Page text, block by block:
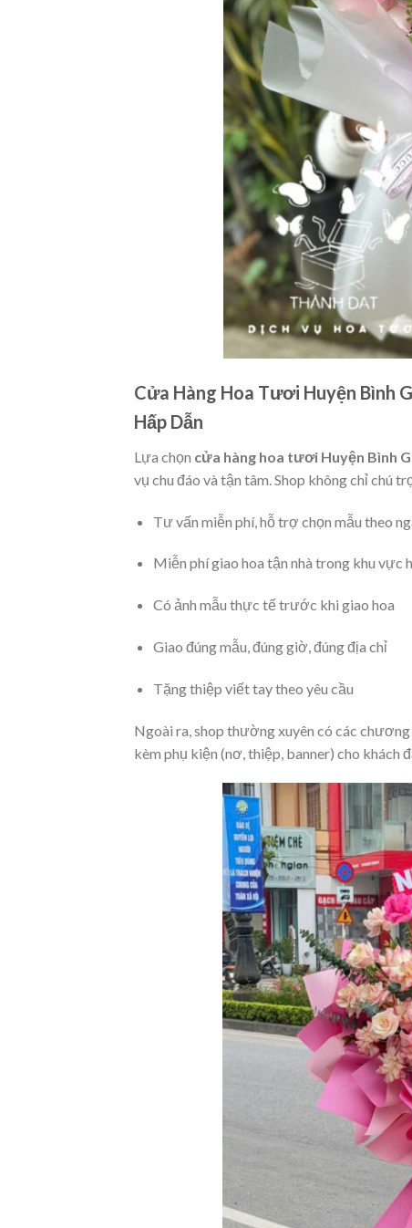
Cửa Hàng Hoa Tươi Huyện Bình
Hấp Dẫn
Lựa chọn cửa hàng hoa tươi Huyện Bình
vụ chu đáo và tận tâm. Shop không chỉ chú
Tư vấn miễn phí, hỗ trợ chọn mẫu theo
Miễn phí giao hoa tận nhà trong khu vực
Có ảnh mẫu thực tế trước khi giao hoa
Giao đúng mẫu, đúng giờ, đúng địa chỉ
Tặng thiệp viết tay theo yêu cầu
Ngoài ra, shop thường xuyên có các
kèm phụ kiện (nơ, thiệp, banner) cho khách